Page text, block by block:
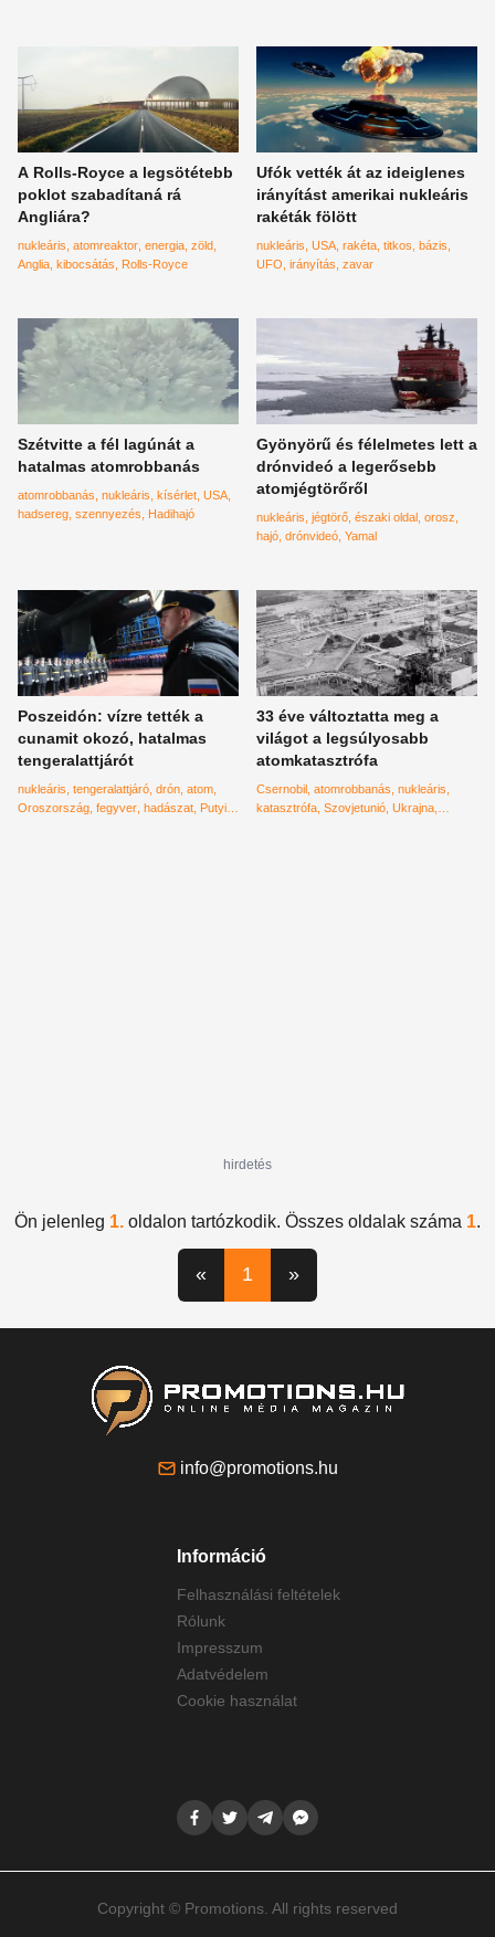
A Rolls-Royce a legsötétebb
poklot szabadítaná rá
Angliára?
nukleáris atomreaktor energia zöld
Anglia kibocsátás Rolls-Royce
Ufók vették át az ideiglenes
irányítást amerikai nukleáris
rakéták fölött
nukleáris USA rakéta titkos bázis
UFO irányítás zavar
Szétvitte a fél lagúnát a
hatalmas atomrobbanás
atomrobbanás nukleáris kísérlet USA
hadsereg szennyezés Hadihajó
Gyönyörű és félelmetes lett a
drónvideó a legerősebb
atomjégtörőről
nukleáris jégtörő északi oldal orosz
hajó drónvideó Yamal
Poszeidón: vízre tették a
cunamit okozó, hatalmas
tengeralattjárót
nukleáris tengeralattjáró drón atom
Oroszország fegyver hadászat Putyin
33 éve változtatta meg a
világot a legsúlyosabb
atomkatasztrófa
Csernobil atomrobbanás nukleáris
katasztrófa Szovjetunió Ukrajna
hirdetés
Ön jelenleg 1. oldalon tartózkodik. Összes oldalak száma 1.
« 1 »
info@promotions.hu
Információ
Felhasználási feltételek
Rólunk
Impresszum
Adatvédelem
Cookie használat
Copyright © Promotions. All rights reserved